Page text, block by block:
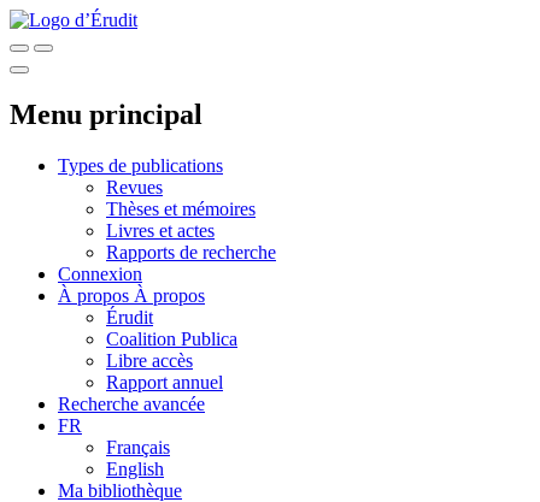
Menu principal
Types de publications
Revues
Thèses et mémoires
Livres et actes
Rapports de recherche
Connexion
À propos À propos
Érudit
Coalition Publica
Libre accès
Rapport annuel
Recherche avancée
FR
Français
English
Ma bibliothèque